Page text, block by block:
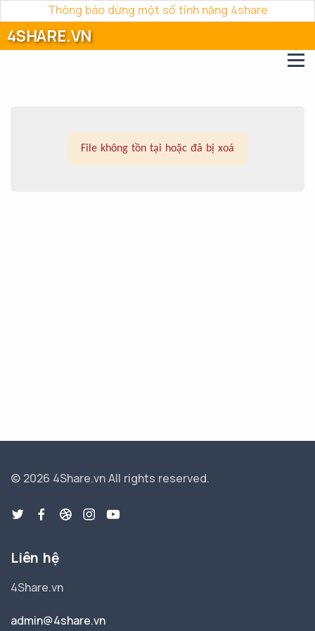
Thông báo dừng một số tính năng 4share
4SHARE.VN
File không tồn tại hoặc đã bị xoá
© 2026 4Share.vnAll rights reserved.
Liên hệ
4Share.vn
admin@4share.vn